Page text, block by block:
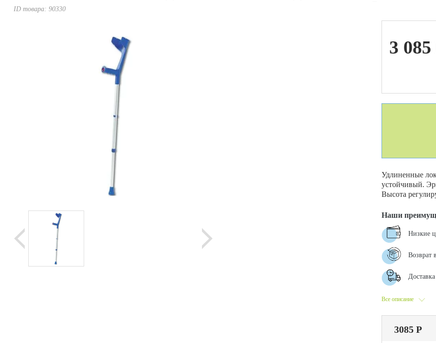
Ортопедические изделия
Товары для красоты и здоровья
Товары для врачей и мед.учреждений
Уникальные и полезные товары
ID товара:90330
3 085
Удлиненные
устойчивый.
Высота
Все описание
Наши
Низкие
Возврат
3085 Р